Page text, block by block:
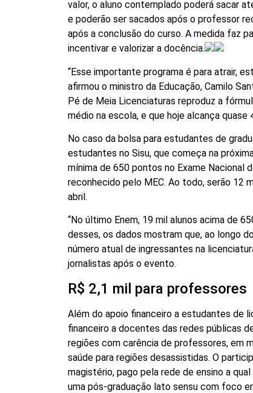
valor, o aluno contemplado poderá sacar
e poderão ser sacados após o professor
após a conclusão do curso. A medida faz
incentivar e valorizar a docência.
“Esse importante programa é para atrair,
afirmou o ministro da Educação, Camilo
Pé de Meia Licenciaturas reproduz a
médio na escola, e que hoje alcança quase
No caso da bolsa para estudantes de
estudantes no Sisu, que começa na
mínima de 650 pontos no Exame Nacional
reconhecido pelo MEC. Ao todo, serão 12
abril.
“No último Enem, 19 mil alunos acima de
desses, os dados mostram que, ao longo
número atual de ingressantes na
jornalistas após o evento.
R$ 2,1 mil para professores
Além do apoio financeiro a estudantes de
financeiro a docentes das redes públicas
regiões com carência de professores, em
saúde para regiões desassistidas. O
magistério, pago pela rede de ensino a
uma pós-graduação lato sensu com foco